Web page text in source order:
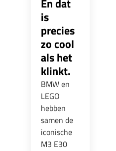
En dat
is
precies
zo cool
als het
klinkt.
BMW en
LEGO
hebben
samen de
iconische
M3 E30